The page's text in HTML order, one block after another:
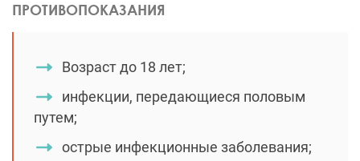
ПРОТИВОПОКАЗАНИЯ
Возраст до 18 лет;
инфекции, передающиеся половым
путем;
острые инфекционные заболевания;